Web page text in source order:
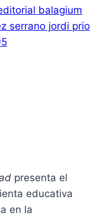
presenta el
educativa
en la